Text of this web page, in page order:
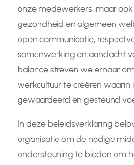
onze medewerkers, maar
gezondheid en algemeen
open communicatie,
samenwerking en aandacht
balance streven we ernaar
werkcultuur te creëren waarin
gewaardeerd en gesteund
In deze beleidsverklaring
organisatie om de nodige
ondersteuning te bieden om